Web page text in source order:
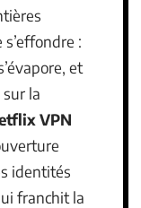
:
et
la
VPN
identités
franchit la